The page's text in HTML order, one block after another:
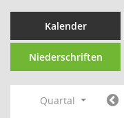
Kalender
Niederschriften
Quartal